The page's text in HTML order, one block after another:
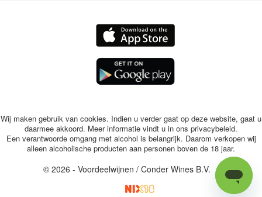
© 2026 - Voordeelwijnen / Conder Wines B.V.
Een verantwoorde omgang met alcohol is belangrijk. Daarom verkopen wij
alleen alcoholische producten aan personen boven de 18 jaar.
Wij maken gebruik van cookies. Indien u verder gaat op deze website, gaat u
daarmee akkoord. Meer informatie vindt u in ons privacybeleid.